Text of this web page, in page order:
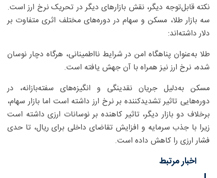
نکته قابل‌توجه دیگر، نقش بازارهای دیگر در تحریک نرخ ارز است.
سه بازار طلا، مسکن و سهام در دوره‌های مختلف اثری متفاوت بر
دلار داشته‌اند:
طلا به‌عنوان پناهگاه امن در شرایط نااطمینانی، هرگاه دچار نوسان
شده، نرخ ارز نیز همراه با آن جهش یافته است.
مسکن به‌دلیل جریان نقدینگی و انگیزه‌های سفته‌بازانه، در
دوره‌هایی تاثیر تشدیدکننده بر نرخ ارز داشته است اما بازار سهام،
برخلاف دو بازار دیگر، تاثیر کاهنده بر نوسانات ارزی داشته است
زیرا با جذب سرمایه و افزایش تقاضای داخلی برای ریال، تا حدی
فشار ارزی را کاهش داده است.
اخبار مرتبط